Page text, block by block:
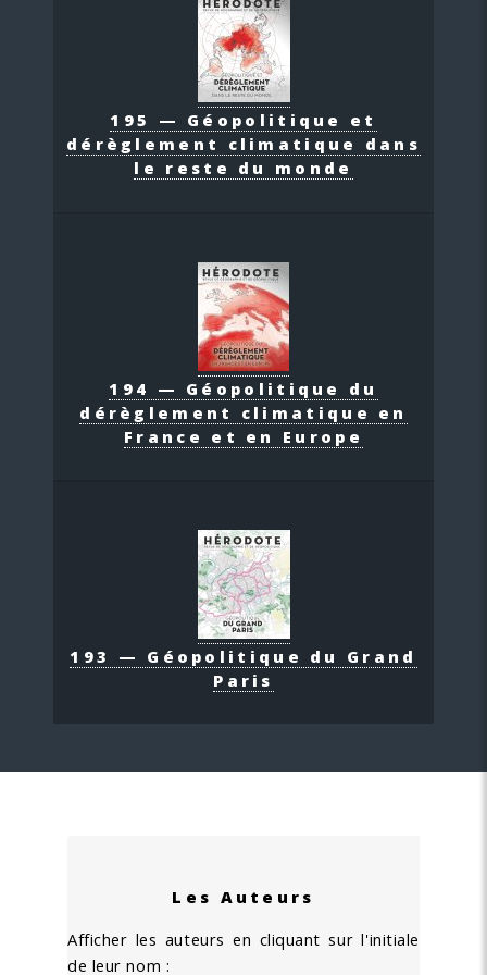
195 — Géopolitique et
dérèglement climatique dans
le reste du monde
194 — Géopolitique du
dérèglement climatique en
France et en Europe
193 — Géopolitique du Grand
Paris
Les Auteurs
Afficher les auteurs en cliquant sur l'initiale
de leur nom :